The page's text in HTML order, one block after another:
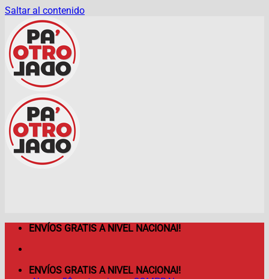
Saltar al contenido
ENVÍOS GRATIS A NIVEL NACIONAl!
ENVÍOS GRATIS A NIVEL NACIONAl!